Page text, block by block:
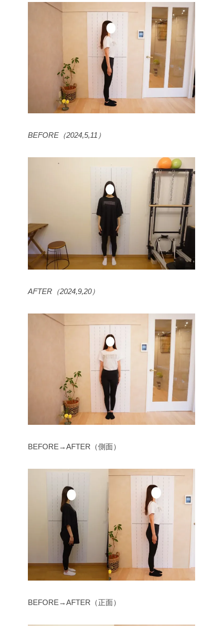
BEFORE（2024,5,11）
AFTER（2024,9,20）
BEFORE→AFTER（側面）
BEFORE→AFTER（正面）